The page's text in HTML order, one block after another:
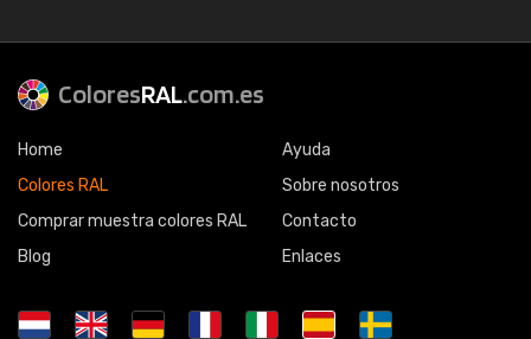
ColoresRAL.com.es
Home
Colores RAL
Comprar muestra colores RAL
Blog
Ayuda
Sobre nosotros
Contacto
Enlaces